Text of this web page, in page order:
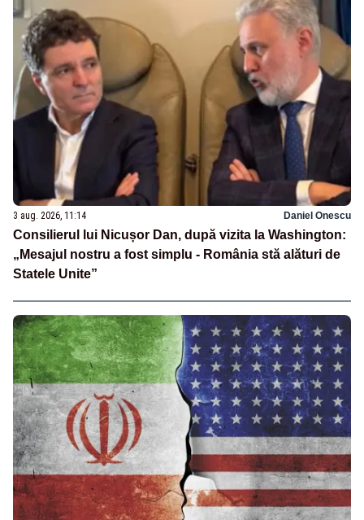
3 aug. 2026, 11:14 Daniel Onescu
Consilierul lui Nicușor Dan, după vizita la Washington:
„Mesajul nostru a fost simplu - România stă alături de
Statele Unite”